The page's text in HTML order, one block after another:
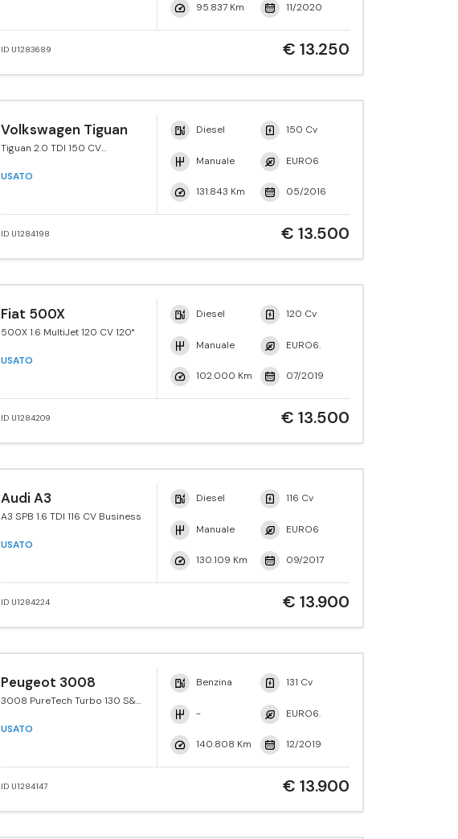
95.837 Km 11/2020
ID U1283689 € 13.250
Volkswagen Tiguan
Tiguan 2.0 TDI 150 CV
BlueMotion Tech.
USATO
Diesel 150 Cv
Manuale EURO6
131.843 Km 05/2016
ID U1284198 € 13.500
Fiat 500X
500X 1.6 MultiJet 120 CV 120°
USATO
Diesel 120 Cv
Manuale EURO6.
102.000 Km 07/2019
ID U1284209 € 13.500
Audi A3
A3 SPB 1.6 TDI 116 CV Business
USATO
Diesel 116 Cv
Manuale EURO6
130.109 Km 09/2017
ID U1284224 € 13.900
Peugeot 3008
3008 PureTech Turbo 130 S&S
USATO
Benzina 131 Cv
- EURO6.
140.808 Km 12/2019
ID U1284147 € 13.900